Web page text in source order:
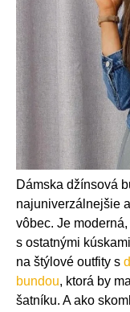
Dámska džínsová
najuniverzálnejšie
vôbec. Je
s ostatnými
na štýlové outfity s
bundou, ktorá by
šatníku. A ako